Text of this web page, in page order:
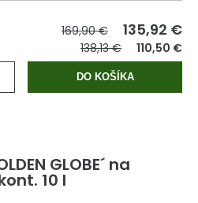
169,90 € 135,92 €
138,13 € 110,50 €
DO KOŠÍKA
GLOBE´ na
10 l